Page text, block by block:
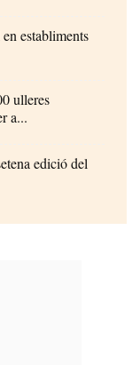
establiments
ulleres
a...
edició del